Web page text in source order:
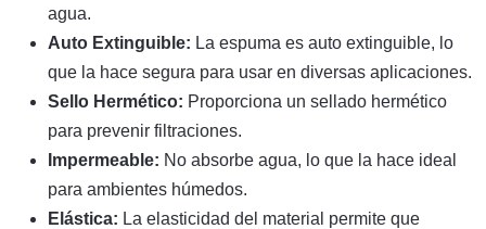
agua.
Auto Extinguible: La espuma es auto extinguible, lo
que la hace segura para usar en diversas aplicaciones.
Sello Hermético: Proporciona un sellado hermético
para prevenir filtraciones.
Impermeable: No absorbe agua, lo que la hace ideal
para ambientes húmedos.
Elástica: La elasticidad del material permite que